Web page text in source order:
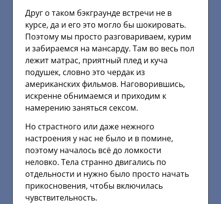
Друг о таком бэкграунде встречи не в
курсе, да и его это могло бы шокировать.
Поэтому мы просто разговариваем, курим
и забираемся на мансарду. Там во весь пол
лежит матрас, приятный плед и куча
подушек, словно это чердак из
американских фильмов. Наговорившись,
искренне обнимаемся и приходим к
намерению заняться сексом.
Но страстного или даже нежного
настроения у нас не было и в помине,
поэтому началось всё до ломкости
неловко. Тела странно двигались по
отдельности и нужно было просто начать
прикосновения, чтобы включилась
чувствительность.